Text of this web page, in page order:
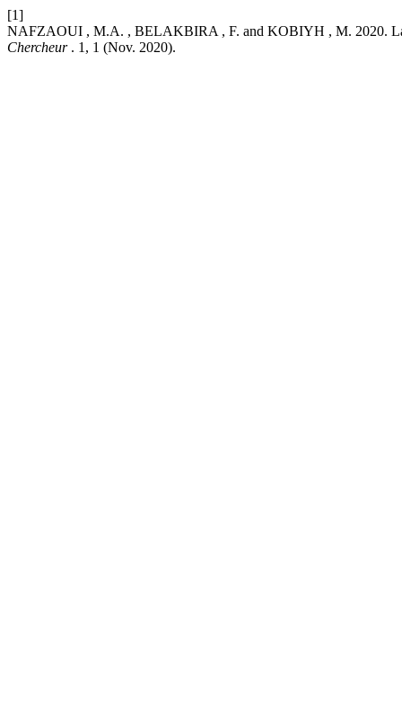
[1]
NAFZAOUI , M.A. , BELAKBIRA , F. and KOBIYH , M. 2020. La
Chercheur . 1, 1 (Nov. 2020).